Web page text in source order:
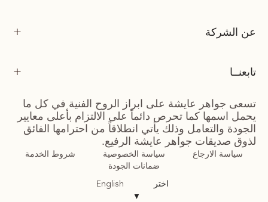
عن الشركة
تابعنــا
تسعى جواهر عايشة على ابراز الروح الفنية في كل ما
يحمل اسمها كما تحرص دائماً على الالتزام بأعلى معايير
الجودة والتعامل وذلك يأتي انطلاقاً من احترامها الفائق
لذوق صديقات جواهر عايشة الرفيع.
سياسة الارجاع سياسة الخصوصية
شروط الخدمة
ضمانات الجودة
اختر
▼
English